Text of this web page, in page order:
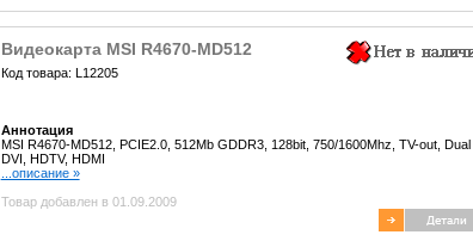
Видеокарта MSI R4670-MD512
Код товара: L12205
Аннотация
MSI R4670-MD512, PCIE2.0, 512Mb GDDR3, 128bit, 750/1600Mhz, TV-out, Dual
DVI, HDTV, HDMI
...описание »
Товар добавлен в 01.09.2009